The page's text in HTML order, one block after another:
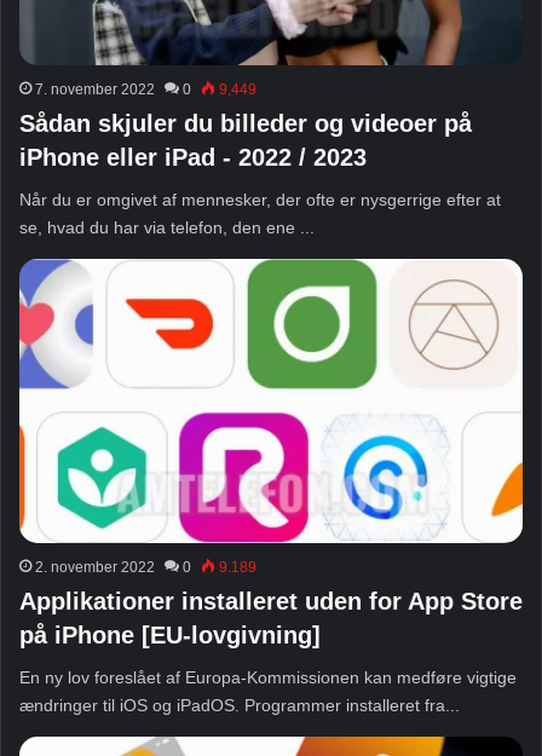
7. november 2022 0 9,449
Sådan skjuler du billeder og videoer på
iPhone eller iPad - 2022 / 2023
Når du er omgivet af mennesker, der ofte er nysgerrige efter at
se, hvad du har via telefon, den ene ...
2. november 2022 0 9.189
Applikationer installeret uden for App Store
på iPhone [EU-lovgivning]
En ny lov foreslået af Europa-Kommissionen kan medføre vigtige
ændringer til iOS og iPadOS. Programmer installeret fra...